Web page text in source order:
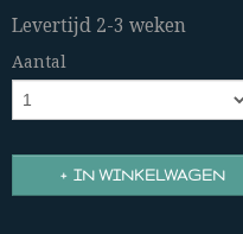
Levertijd 2-3 weken
Aantal
IN WINKELWAGEN